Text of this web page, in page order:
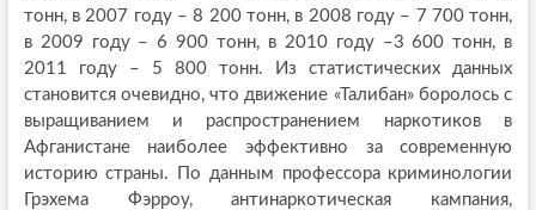
тонн, в 2007 году – 8 200 тонн, в 2008 году – 7 700 тонн,
в 2009 году – 6 900 тонн, в 2010 году –3 600 тонн, в
2011 году – 5 800 тонн. Из статистических данных
становится очевидно, что движение «Талибан» боролось с
выращиванием и распространением наркотиков в
Афганистане наиболее эффективно за современную
историю страны. По данным профессора криминологии
Грэхема Фэрроу, антинаркотическая кампания,